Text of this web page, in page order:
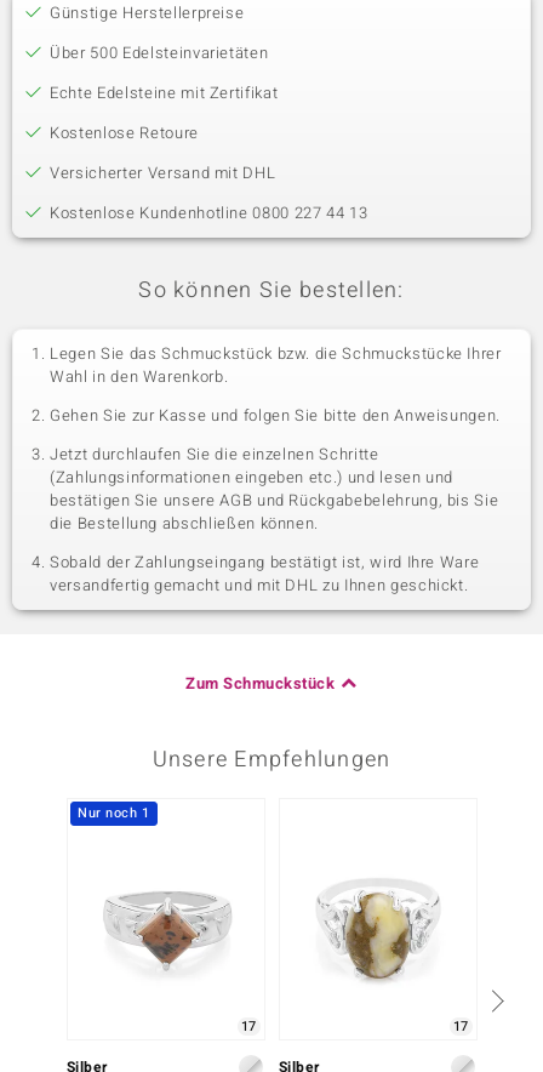
Günstige Herstellerpreise
Über 500 Edelsteinvarietäten
Echte Edelsteine mit Zertifikat
Kostenlose Retoure
Versicherter Versand mit DHL
Kostenlose Kundenhotline 0800 227 44 13
So können Sie bestellen:
Legen Sie das Schmuckstück bzw. die Schmuckstücke Ihrer
Wahl in den Warenkorb.
Gehen Sie zur Kasse und folgen Sie bitte den Anweisungen.
Jetzt durchlaufen Sie die einzelnen Schritte
(Zahlungsinformationen eingeben etc.) und lesen und
bestätigen Sie unsere AGB und Rückgabebelehrung, bis Sie
die Bestellung abschließen können.
Sobald der Zahlungseingang bestätigt ist, wird Ihre Ware
versandfertig gemacht und mit DHL zu Ihnen geschickt.
Zum Schmuckstück
Unsere Empfehlungen
Nur noch 1
17
Silber
17
Silber